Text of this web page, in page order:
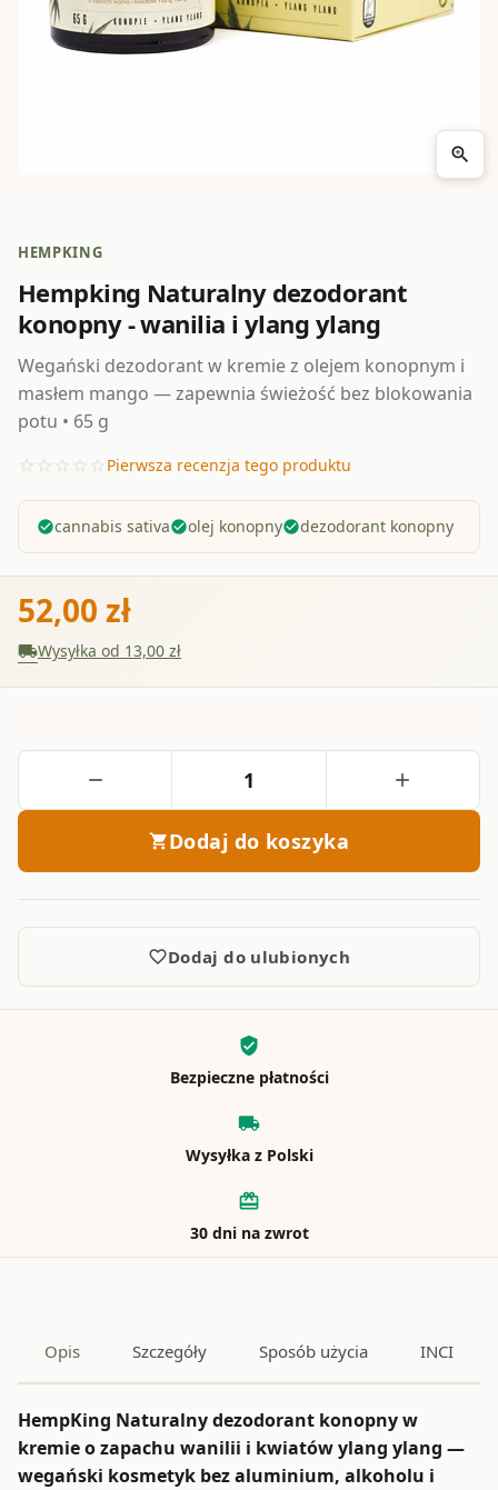
zoom_in
HEMPKING
Hempking Naturalny dezodorant
konopny - wanilia i ylang ylang
Wegański dezodorant w kremie z olejem konopnym i
masłem mango — zapewnia świeżość bez blokowania
potu • 65 g
star_border star_border star_border star_border star_borderPierwsza recenzja tego produktu
check_circlecannabis sativacheck_circleolej konopnycheck_circledezodorant konopny
52,00 zł
local_shippingWysyłka od 13,00 zł
Ilość
remove add
shopping_cartDodaj do koszyka
favorite_borderDodaj do ulubionych
verified_user
Bezpieczne płatności
local_shipping
Wysyłka z Polski
card_giftcard
30 dni na zwrot
Opis Szczegóły Sposób użycia INCI
HempKing Naturalny dezodorant konopny w
kremie o zapachu wanilii i kwiatów ylang ylang —
wegański kosmetyk bez aluminium, alkoholu i